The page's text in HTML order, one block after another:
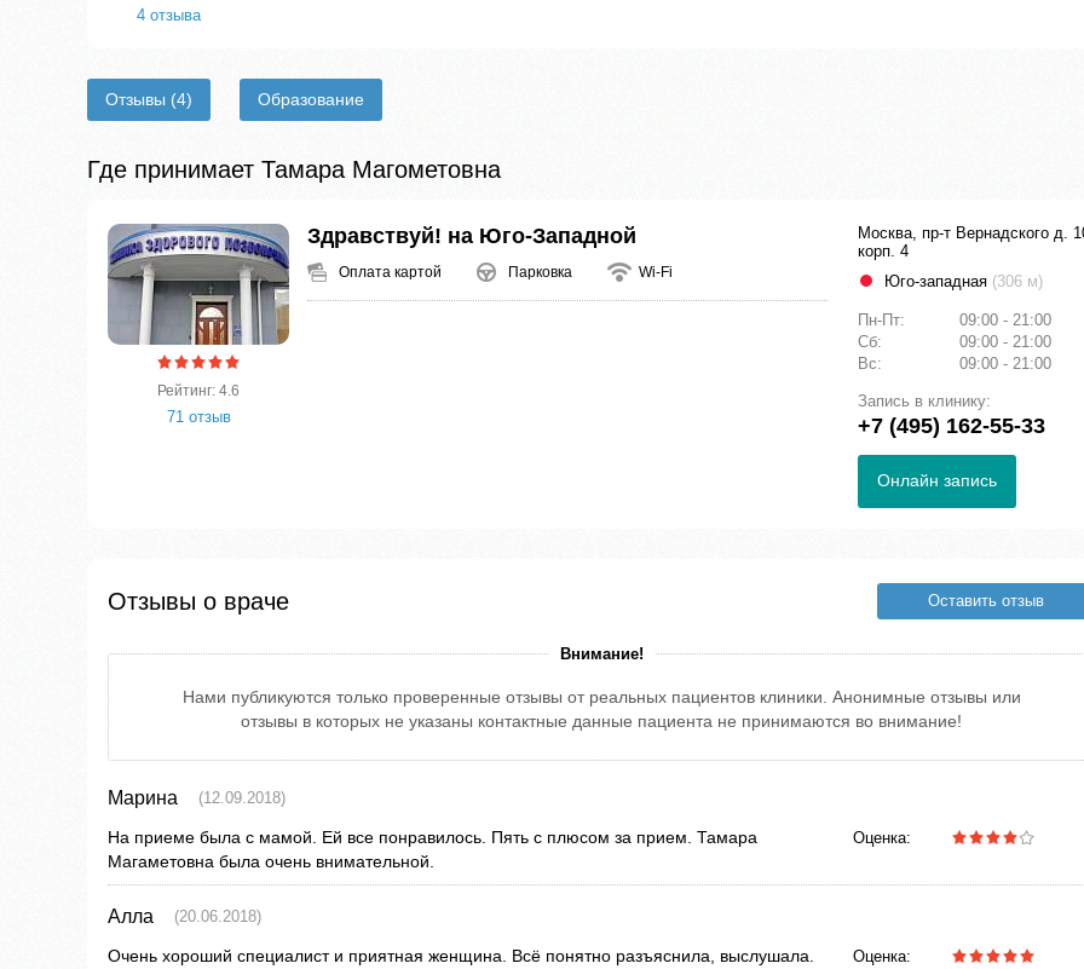
4 отзыва
Отзывы (4) Образование
Где принимает Тамара Магометовна
Рейтинг: 4.6
71 отзыв
Здравствуй! на Юго-Западной
Оплата картой Парковка Wi-Fi
Москва, пр-т Вернадского д.
корп. 4
Юго-западная (306 м)
Пн-Пт:
09:00 - 21:00
Сб:
09:00 - 21:00
Вс:
09:00 - 21:00
Запись в клинику:
+7 (495) 162-55-33
Онлайн запись
Отзывы о враче Оставить отзыв
Внимание!
Нами публикуются только проверенные отзывы от реальных пациентов клиники. Анонимные отзывы или
отзывы в которых не указаны контактные данные пациента не принимаются во внимание!
Марина (12.09.2018)
На приеме была с мамой. Ей все понравилось. Пять с плюсом за прием. Тамара
Магаметовна была очень внимательной.
Оценка:
Алла (20.06.2018)
Очень хороший специалист и приятная женщина. Всё понятно разъяснила, выслушала.
Оценка: